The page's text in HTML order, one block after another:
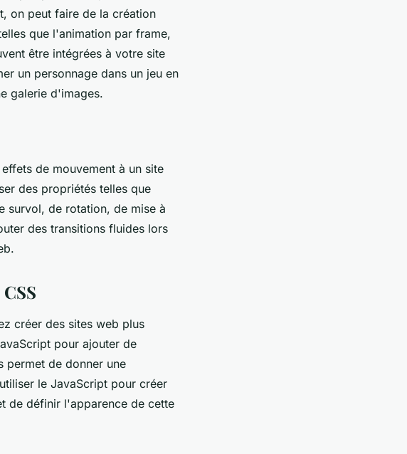
on peut faire de la création
que l'animation par frame,
être intégrées à votre site
un personnage dans un jeu en
galerie d'images.
de mouvement à un site
des propriétés telles que
survol, de rotation, de mise à
des transitions fluides lors
créer des sites web plus
pour ajouter de
permet de donner une
le JavaScript pour créer
de définir l'apparence de cette